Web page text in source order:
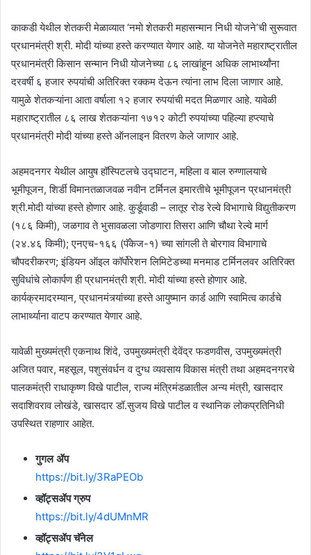
काकडी येथील शेतकरी मेळाव्यात ‘नमो शेतकरी महासन्मान निधी योजने’ची सुरूवात
प्रधानमंत्री श्री. मोदी यांच्या हस्ते करण्यात येणार आहे. या योजनेते महाराष्ट्रातील
प्रधानमंत्री किसान सन्मान निधी योजनेच्या ८६ लाखांहून अधिक लाभार्थ्यांना
दरवर्षी ६ हजार रुपयांची अतिरिक्त रक्कम देऊन त्यांना लाभ दिला जाणार आहे.
यामुळे शेतकऱ्यांना आता वर्षाला १२ हजार रुपयांची मदत मिळणार आहे. यावेळी
महाराष्ट्रातील ८६ लाख शेतकऱ्यांना १७१२ कोटी रुपयांच्या पहिल्या हप्त्याचे
प्रधानमंत्री मोदी यांच्या हस्ते ऑनलाइन वितरण केले जाणार आहे.
अहमदनगर येथील आयुष हॉस्पिटलचे उद्घाटन, महिला व बाल रुग्णालयाचे
भूमीपूजन, शिर्डी विमानतळाजवळ नवीन टर्मिनल इमारतीचे भूमीपूजन प्रधानमंत्री
श्री.मोदी यांच्या हस्ते होणार आहे. कुर्डूवाडी – लातूर रोड रेल्वे विभागाचे विद्युतीकरण
(१८६ किमी), जळगाव ते भुसावळला जोडणारा तिसरा आणि चौथा रेल्वे मार्ग
(२४.४६ किमी); एनएच-१६६ (पॅकेज-१) च्या सांगली ते बोरगाव विभागाचे
चौपदरीकरण; इंडियन ऑइल कॉर्पोरेशन लिमिटेडच्या मनमाड टर्मिनलवर अतिरिक्त
सुविधांचे लोकार्पण ही प्रधानमंत्री श्री. मोदी यांच्या हस्ते होणार आहे.
कार्यक्रमादरम्यान, प्रधानमंत्र्यांच्या हस्ते आयुष्मान कार्ड आणि स्वामित्व कार्डचे
लाभार्थ्याना वाटप करण्यात येणार आहे.
यावेळी मुख्यमंत्री एकनाथ शिंदे, उपमुख्यमंत्री देवेंद्र फडणवीस, उपमुख्यमंत्री
अजित पवार, महसूल, पशुसंवर्धन व दुग्ध व्यवसाय विकास मंत्री तथा अहमदनगरचे
पालकमंत्री राधाकृष्ण विखे पाटील, राज्य मंत्रिमंडळातील अन्य मंत्री, खासदार
सदाशिवराव लोखंडे, खासदार डॉ.सुजय विखे पाटील व स्थानिक लोकप्रतिनिधी
उपस्थित राहणार आहेत.
गुगल ॲप
https://bit.ly/3RaPEOb
व्हॉट्सॲप ग्रुप
https://bit.ly/4dUMnMR
व्हॉट्सॲप चॅनेल